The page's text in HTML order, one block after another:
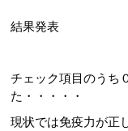
結果発表
チェック項目のうち
た・・・・・
現状では免疫力が正